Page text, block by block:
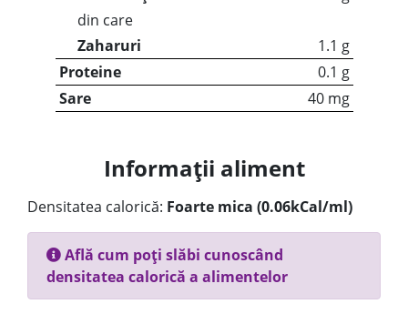
din care
Zaharuri
1.1 g
Proteine
0.1 g
Sare
40 mg
Informații aliment
Densitatea calorică: Foarte mica (0.06kCal/ml)
Află cum poți slăbi cunoscând
densitatea calorică a alimentelor